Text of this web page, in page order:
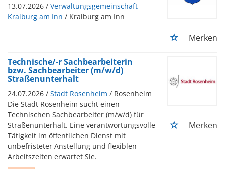
13.07.2026 / Verwaltungsgemeinschaft
Kraiburg am Inn / Kraiburg am Inn
Merken
Technische/-r Sachbearbeiterin
bzw. Sachbearbeiter (m/w/d)
Straßenunterhalt
24.07.2026 / Stadt Rosenheim / Rosenheim
Die Stadt Rosenheim sucht einen
Technischen Sachbearbeiter (m/w/d) für
Straßenunterhalt. Eine verantwortungsvolle
Tätigkeit im öffentlichen Dienst mit
unbefristeter Anstellung und flexiblen
Arbeitszeiten erwartet Sie.
Merken